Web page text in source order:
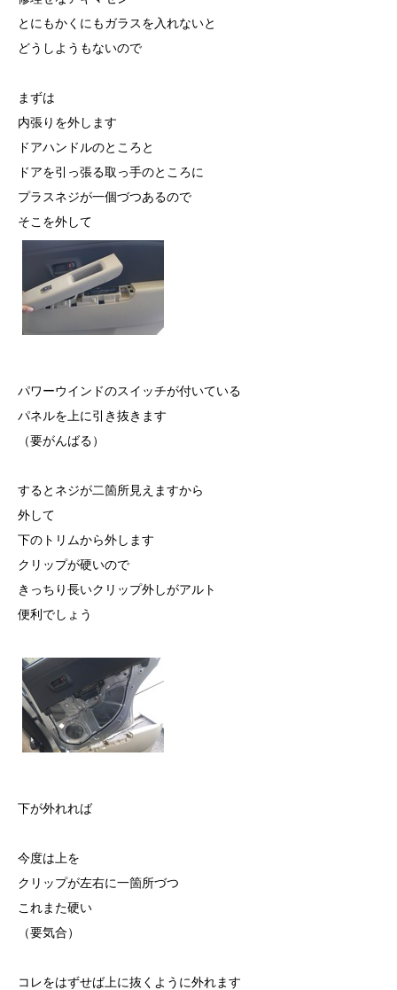
とにもかくにもガラスを入れないと
どうしようもないので
まずは
内張りを外します
ドアハンドルのところと
ドアを引っ張る取っ手のところに
プラスネジが一個づつあるので
そこを外して
パワーウインドのスイッチが付いている
パネルを上に引き抜きます
（要がんばる）
するとネジが二箇所見えますから
外して
下のトリムから外します
クリップが硬いので
きっちり長いクリップ外しがアルト
便利でしょう
下が外れれば
今度は上を
クリップが左右に一箇所づつ
これまた硬い
（要気合）
コレをはずせば上に抜くように外れます